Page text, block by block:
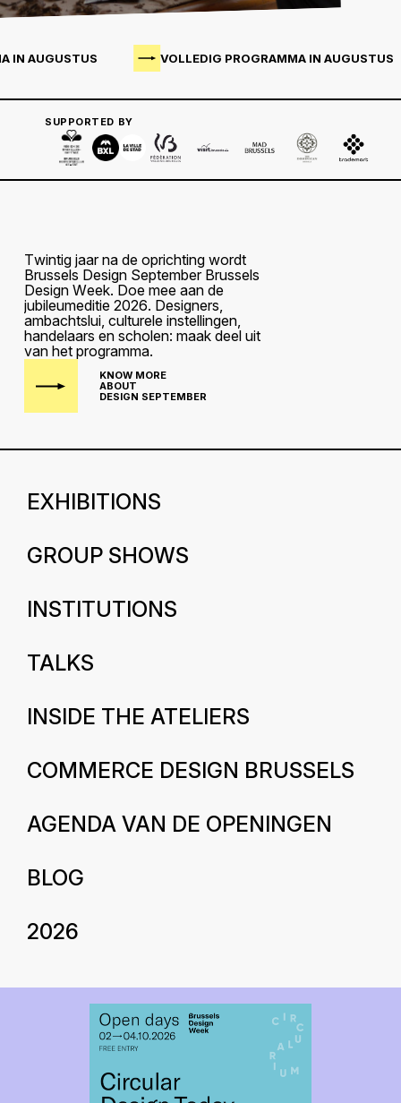
SUPPORTED BY
IN AUGUSTUS VOLLEDIG PROGRAMMA IN AUGUSTUS
Twintig jaar na de oprichting wordt
Brussels Design September Brussels
Design Week. Doe mee aan de
jubileumeditie 2026. Designers,
ambachtslui, culturele instellingen,
handelaars en scholen: maak deel uit
van het programma.
KNOW MORE
ABOUT
DESIGN SEPTEMBER
EXHIBITIONS
GROUP SHOWS
INSTITUTIONS
TALKS
INSIDE THE ATELIERS
COMMERCE DESIGN BRUSSELS
AGENDA VAN DE OPENINGEN
BLOG
2026